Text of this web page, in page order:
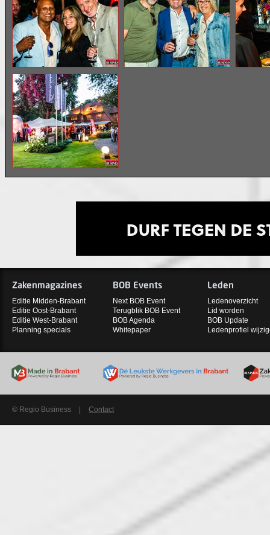
Zakenmagazines
Editie Midden-Brabant
Editie Oost-Brabant
Editie West-Brabant
Planning specials
BOB Events
Next BOB Event
Terugblik BOB Event
BOB Agenda
Whitepaper
Leden
Ledenoverzicht
Lid worden
BOB Update
Ledenprofiel
© Regio Business Contact